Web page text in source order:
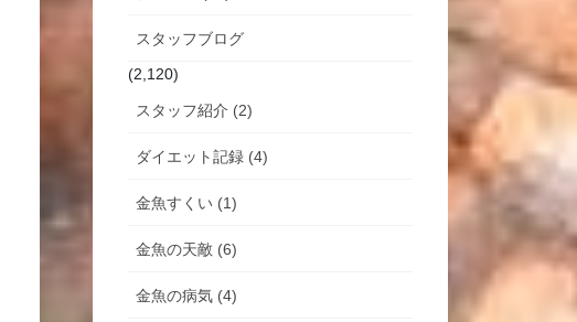
スタッフブログ
(2,120)
スタッフ紹介 (2)
ダイエット記録 (4)
金魚すくい (1)
金魚の天敵 (6)
金魚の病気 (4)